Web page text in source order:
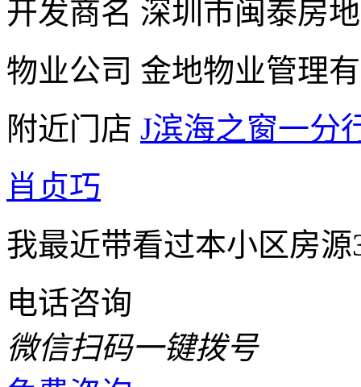
开发商名 深圳市闽泰房
物业公司 金地物业管理
附近门店 J滨海之窗一分
肖贞巧
我最近带看过本小区房
电话咨询
微信扫码一键拨号